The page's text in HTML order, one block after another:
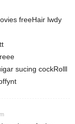
freeHair lwdy
sucing cockRolll